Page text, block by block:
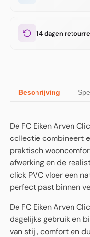
14 dagen
Beschrijving
De FC Eiken Arven
collectie combineert
praktisch
afwerking en de
click PVC vloer een
perfect past binnen
De FC Eiken Arven
dagelijks gebruik en
van stijl, comfort en